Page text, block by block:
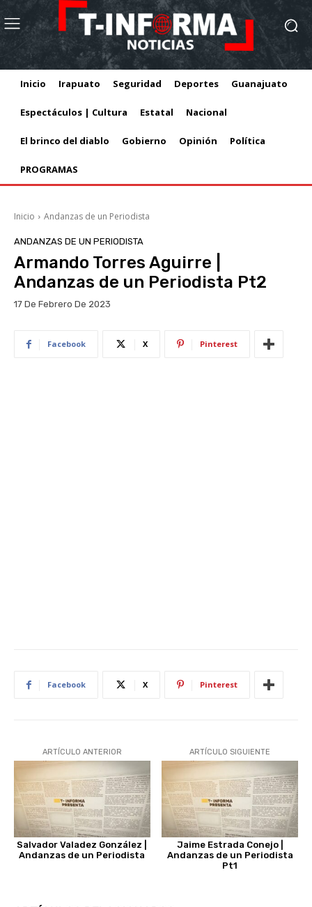
Inicio Irapuato Seguridad Deportes Guanajuato
Espectáculos | Cultura Estatal Nacional
El brinco del diablo Gobierno Opinión Política
PROGRAMAS
Inicio Andanzas de un Periodista
ANDANZAS DE UN PERIODISTA
Armando Torres Aguirre |
Andanzas de un Periodista Pt2
17 De Febrero De 2023
Facebook X Pinterest
Facebook X Pinterest
ARTÍCULO ANTERIOR
Salvador Valadez González |
Andanzas de un Periodista
ARTÍCULO SIGUIENTE
Jaime Estrada Conejo |
Andanzas de un Periodista
Pt1